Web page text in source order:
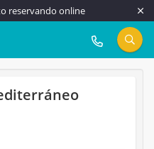
reservando online
917 815 555